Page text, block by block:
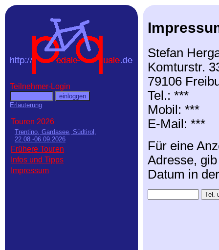
Stefan
Komturstr.
79106
Tel.: ***
Mobil: ***
E-Mail: ***
Für eine
Adresse,
Datum in
Teilnehmer-Login
Erläuterung
Touren 2026
Trentino, Gardasee, Südtirol,
22.08.-06.09.2026
Frühere Touren
Infos und Tipps
Impressum